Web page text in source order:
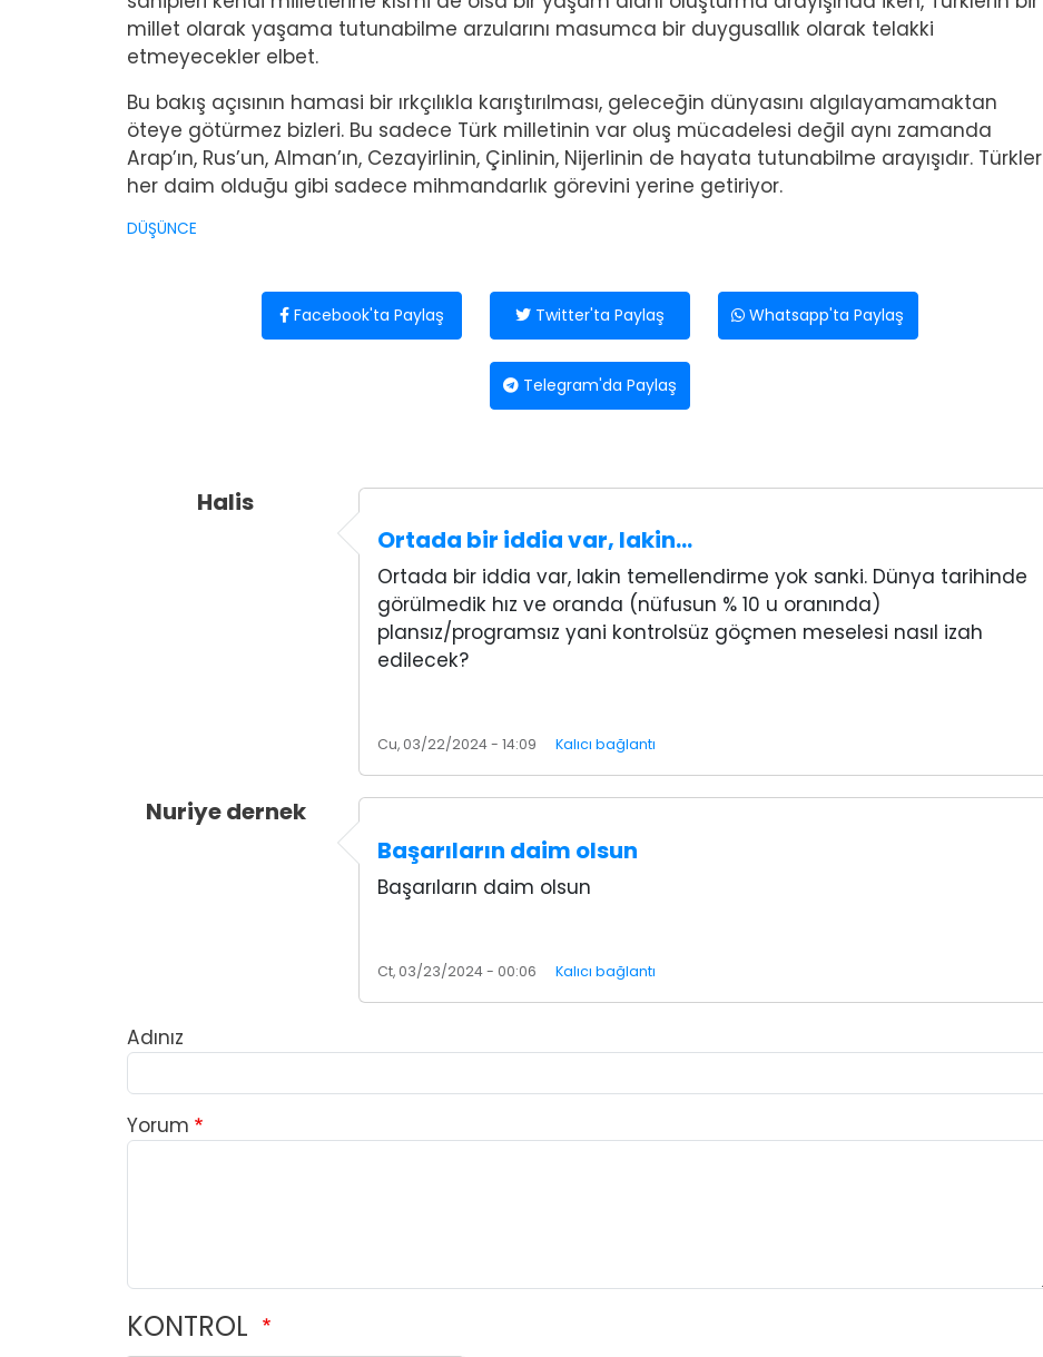
millet olarak yaşama tutunabilme arzularını masumca bir duygusallık olarak telakki
etmeyecekler elbet.
Bu bakış açısının hamasi bir ırkçılıkla karıştırılması, geleceğin dünyasını algılayamamaktan
öteye götürmez bizleri. Bu sadece Türk milletinin var oluş mücadelesi değil aynı zamanda
Arap’ın, Rus’un, Alman’ın, Cezayirlinin, Çinlinin, Nijerlinin de hayata tutunabilme arayışıdır. Türkler
her daim olduğu gibi sadece mihmandarlık görevini yerine getiriyor.
DÜŞÜNCE
Facebook'ta Paylaş Twitter'ta Paylaş Whatsapp'ta Paylaş
Telegram'da Paylaş
Halis
Ortada bir iddia var, lakin…
Ortada bir iddia var, lakin temellendirme yok sanki. Dünya tarihinde
görülmedik hız ve oranda (nüfusun % 10 u oranında)
plansız/programsız yani kontrolsüz göçmen meselesi nasıl izah
edilecek?
Cu, 03/22/2024 - 14:09 Kalıcı bağlantı
Nuriye dernek
Başarıların daim olsun
Başarıların daim olsun
Ct, 03/23/2024 - 00:06 Kalıcı bağlantı
Adınız
Yorum
KONTROL